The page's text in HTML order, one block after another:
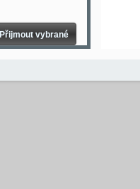
Přijmout vybrané